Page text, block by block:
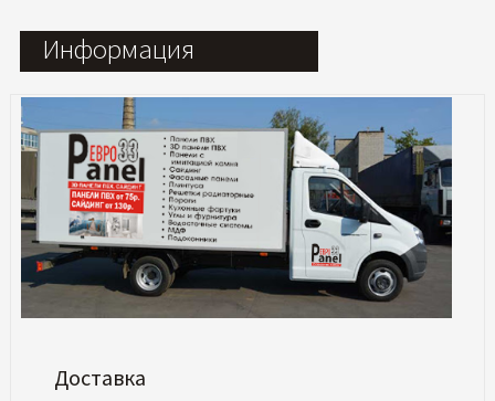
Информация
Доставка